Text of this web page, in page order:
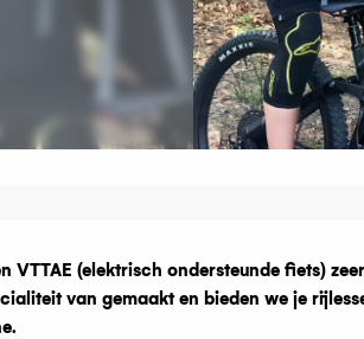
VTTAE (elektrisch ondersteunde fiets)
van gemaakt en bieden we je